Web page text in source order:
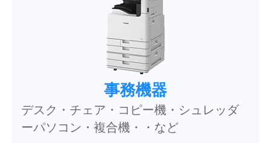
事務機器
デスク・チェア・コピー機・シュレッダ
ーパソコン・複合機・・など